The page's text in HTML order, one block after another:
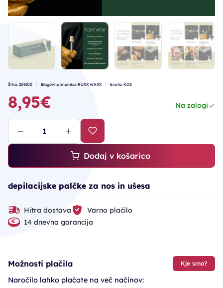
Šifra: 259200 Blagovna znamka: RUXX WAXX Enota: KOS
8,95€ Na zalogi
Dodaj v košarico
depilacijske palčke za nos in ušesa
Hitra dostava
Varno plačilo
14 dnevna garancija
Možnosti plačila Kje smo?
Naročilo lahko plačate na več načinov: